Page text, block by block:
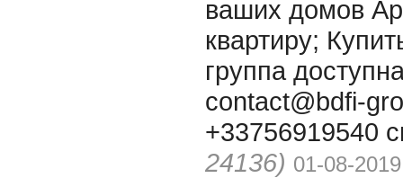
ваших домов
квартиру;
группа
contact@bdfi-
+33756919540
24136) 01-08-2019